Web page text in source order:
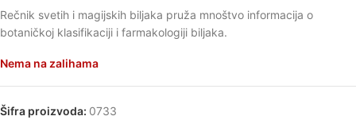
Rečnik svetih i magijskih biljaka pruža mnoštvo informacija o
botaničkoj klasifikaciji i farmakologiji biljaka.
Nema na zalihama
Šifra proizvoda: 0733